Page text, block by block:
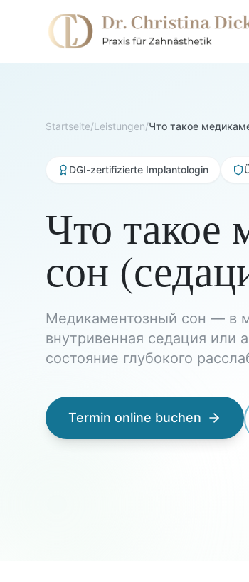
Startseite/Leistungen/Что такое
DGI-zertifizierte Implantologin
Что такое
сон
Медикаментозный сон — в
внутривенная седация или
состояние глубокого
Termin online buchen